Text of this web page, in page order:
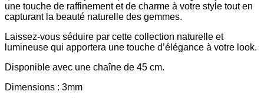
une touche de raffinement et de charme à votre style tout en
capturant la beauté naturelle des gemmes.
Laissez-vous séduire par cette collection naturelle et
lumineuse qui apportera une touche d’élégance à votre look.
Disponible avec une chaîne de 45 cm.
Dimensions : 3mm